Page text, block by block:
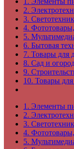
2.
3.
4.
5.
6. Бытовая
7. Товары для
8. Сад и
9.
10. Товары
1. Элементы
2.
3.
4.
5.